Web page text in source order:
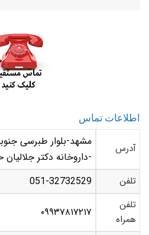
اطلاعات تماس
آدرس
-داروخانه دکتر
تلفن 051-32732529
تلفن
همراه
۰۹۹۳۷۸۱۷۲۱۷